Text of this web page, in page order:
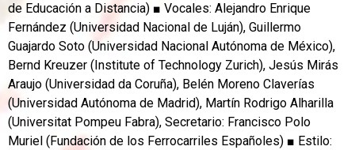
de Educación a Distancia) ■ Vocales: Alejandro Enrique
Fernández (Universidad Nacional de Luján), Guillermo
Guajardo Soto (Universidad Nacional Autónoma de México),
Bernd Kreuzer (Institute of Technology Zurich), Jesús Mirás
Araujo (Universidad da Coruña), Belén Moreno Claverías
(Universidad Autónoma de Madrid), Martín Rodrigo Alharilla
(Universitat Pompeu Fabra), Secretario: Francisco Polo
Muriel (Fundación de los Ferrocarriles Españoles) ■ Estilo: